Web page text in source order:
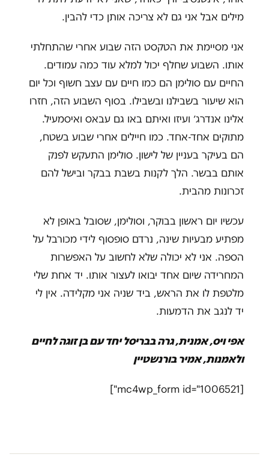
מילים אבל אני גם לא צריכה אותן כדי להבין.
אני מסיימת את הטקסט הזה שבוע אחרי שהתחלתי
אותו. השבוע שחלף יכול למלא עוד כמה עמודים.
החיים עם סולימן הם כמו חיים עם עצב חשוף וכל יום
הוא שיעור בשבילנו ובשבילו. בסוף השבוע הזה, חזרו
אלינו אנדרג׳ ועיזו ואיתם באו גם עבאס ואיסמעיל.
מתוקים אחד-אחד. כמו חיילים אחרי שבוע בשטח,
הם בעיקר בעניין של לישון. סולימן התעקש לפנק
אותם בבשר. הלך לקנות בשבת בבקר ובישל להם
זכרונות מהבית.
עכשיו יום ראשון בבוקר, וסולימן, שסובל באופן לא
מפתיע מבעיות שינה, נרדם סופסוף לידי מכורבל על
הספה. אני לא יכולה שלא לחשוב על האפשרות
המחרידה שיום אחד יבואו לעצור אותו. יד אחת שלי
מלטפת לו את הראש, ביד שניה אני מקלידה. אין לי
יד לנגב את הדמעות.
אפי ויס, אמנית, גרה בבריסל יחד עם בן זוגה לחיים
ולאמנות, אמיר בורנשטיין
[mc4wp_form id="1006521"]